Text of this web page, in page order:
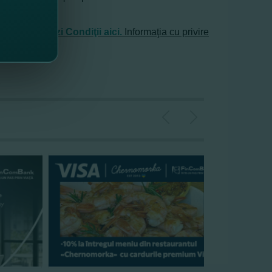
Vezi Condiţii aici. Informaţia cu privire